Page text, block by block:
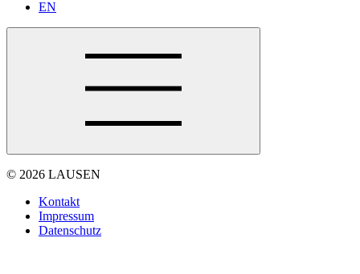
EN
© 2026 LAUSEN
Kontakt
Impressum
Datenschutz